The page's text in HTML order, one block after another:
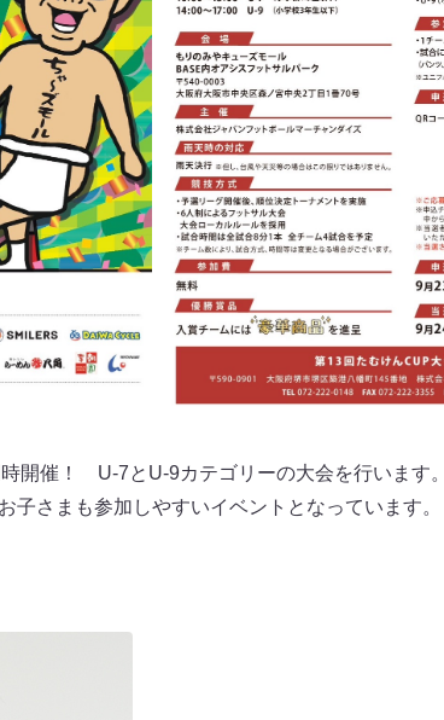
開催！ U-7とU-9カテゴリーの大会を行います
子さまも参加しやすいイベントとなっています